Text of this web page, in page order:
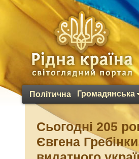
Політична Громадянська
Сьогодні 205
Євгена